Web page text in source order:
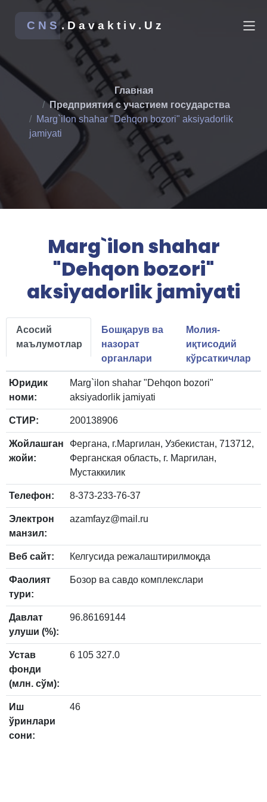
CNS.Davaktiv.Uz
Главная
Предприятия с участием государства
Marg`ilon shahar "Dehqon bozori" aksiyadorlik
jamiyati
Marg`ilon shahar
"Dehqon bozori"
aksiyadorlik jamiyati
Асосий
маълумотлар
Бошқарув ва
назорат
органлари
Молия-
иқтисодий
кўрсаткичлар
Юридик
номи:
Marg`ilon shahar "Dehqon bozori"
aksiyadorlik jamiyati
СТИР: 200138906
Жойлашган
жойи:
Фергана, г.Маргилан, Узбекистан, 713712,
Ферганская область, г. Маргилан,
Мустаккилик
Телефон: 8-373-233-76-37
Электрон
манзил:
azamfayz@mail.ru
Веб сайт: Келгусида режалаштирилмоқда
Фаолият
тури:
Бозор ва савдо комплекслари
Давлат
улуши (%):
96.86169144
Устав
фонди
(млн. сўм):
6 105 327.0
Иш
ўринлари
сони:
46